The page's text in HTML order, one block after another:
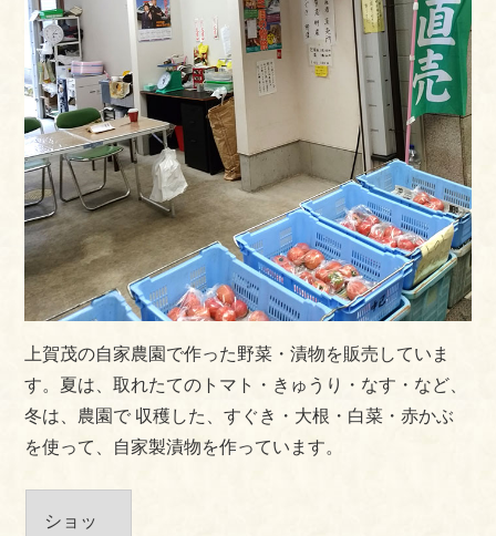
上賀茂の自家農園で作った野菜・漬物を販売していま
す。夏は、取れたてのトマト・きゅうり・なす・など、
冬は、農園で 収穫した、すぐき・大根・白菜・赤かぶ
を使って、自家製漬物を作っています。
ショッ